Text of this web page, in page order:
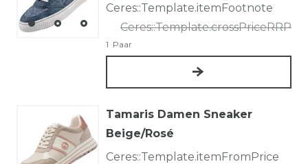
Ceres::Template.crossPriceRRP
Ceres::Template.itemFootnote
1 Paar
Tamaris Damen Sneaker
Beige/Rosé
Ceres::Template.itemFromPrice